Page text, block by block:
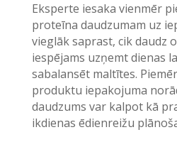
Eksperte iesaka vienmēr
proteīna daudzumam uz
vieglāk saprast, cik daudz
iespējams uzņemt dienas
sabalansēt maltītes.
produktu iepakojuma
daudzums var kalpot kā
ikdienas ēdienreižu